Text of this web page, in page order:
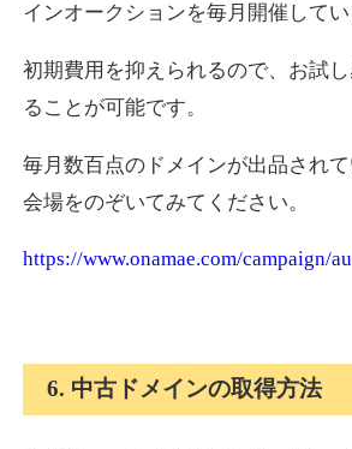
インオークションを毎月開催してい
初期費用を抑えられるので、お試
ることが可能です。
毎月数百点のドメインが出品され
会場をのぞいてみてください。
https://www.onamae.com/campaign/
6. 中古ドメインの取得方法